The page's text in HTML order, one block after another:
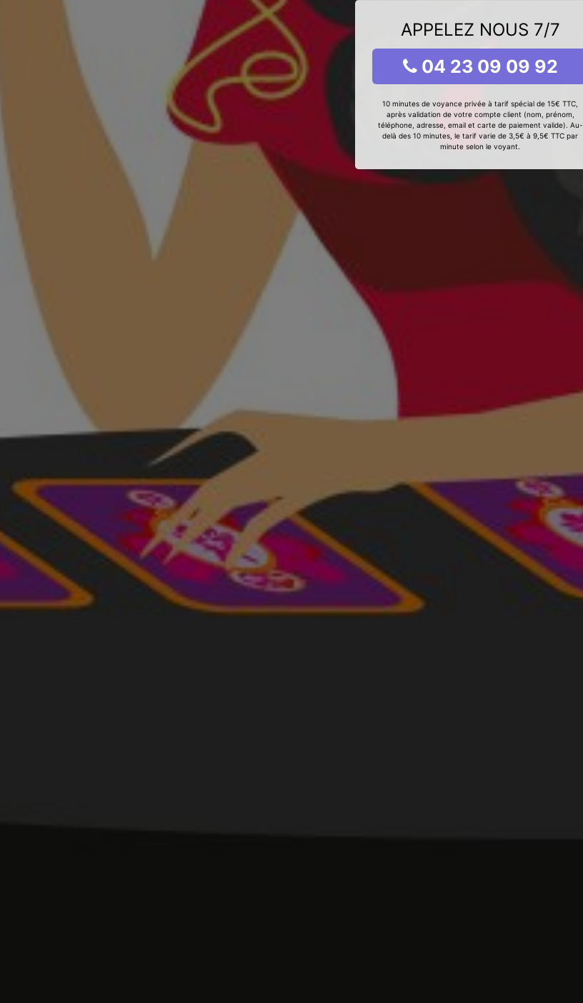
APPELEZ NOUS 7/7
04 23 09 09 92
10 minutes de voyance privée à tarif spécial de 15€ TTC,
après validation de votre compte client (nom, prénom,
téléphone, adresse, email et carte de paiement valide). Au-
delà des 10 minutes, le tarif varie de 3,5€ à 9,5€ TTC par
minute selon le voyant.